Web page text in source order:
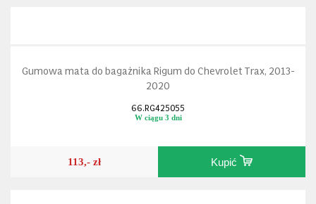
Gumowa mata do bagażnika Rigum do Chevrolet Trax, 2013-
2020
66.RG425055
W ciągu 3 dni
113,- zł Kupić